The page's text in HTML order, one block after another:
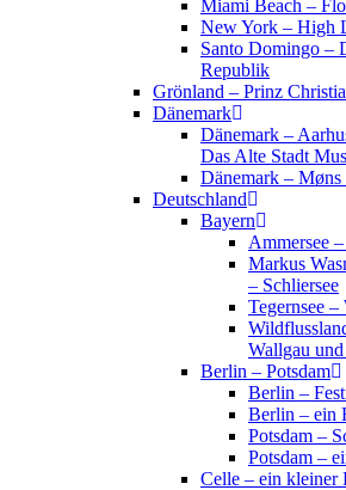
Miami Beach –
New York – High
Santo Domingo –
Republik
Grönland – Prinz
Dänemark
Dänemark –
Das Alte Stadt
Dänemark –
Deutschland
Bayern
Ammersee
Markus
– Schliersee
Tegernsee
Wallgau
Berlin – Potsdam
Berlin –
Berlin – ein
Potsdam –
Potsdam –
Celle – ein kleiner